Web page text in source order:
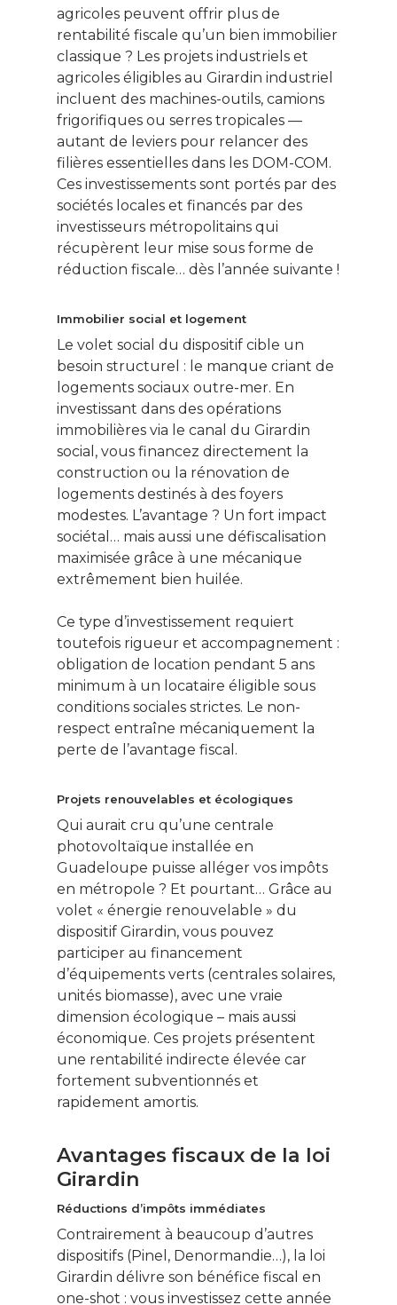
agricoles peuvent offrir plus de
rentabilité fiscale qu’un bien immobilier
classique ? Les projets industriels et
agricoles éligibles au Girardin industriel
incluent des machines-outils, camions
frigorifiques ou serres tropicales —
autant de leviers pour relancer des
filières essentielles dans les DOM-COM.
Ces investissements sont portés par des
sociétés locales et financés par des
investisseurs métropolitains qui
récupèrent leur mise sous forme de
réduction fiscale… dès l’année suivante !
Immobilier social et logement
Le volet social du dispositif cible un
besoin structurel : le manque criant de
logements sociaux outre-mer. En
investissant dans des opérations
immobilières via le canal du Girardin
social, vous financez directement la
construction ou la rénovation de
logements destinés à des foyers
modestes. L’avantage ? Un fort impact
sociétal… mais aussi une défiscalisation
maximisée grâce à une mécanique
extrêmement bien huilée.
Ce type d’investissement requiert
toutefois rigueur et accompagnement :
obligation de location pendant 5 ans
minimum à un locataire éligible sous
conditions sociales strictes. Le non-
respect entraîne mécaniquement la
perte de l’avantage fiscal.
Projets renouvelables et écologiques
Qui aurait cru qu’une centrale
photovoltaïque installée en
Guadeloupe puisse alléger vos impôts
en métropole ? Et pourtant… Grâce au
volet « énergie renouvelable » du
dispositif Girardin, vous pouvez
participer au financement
d’équipements verts (centrales solaires,
unités biomasse), avec une vraie
dimension écologique – mais aussi
économique. Ces projets présentent
une rentabilité indirecte élevée car
fortement subventionnés et
rapidement amortis.
Avantages fiscaux de la loi
Girardin
Réductions d’impôts immédiates
Contrairement à beaucoup d’autres
dispositifs (Pinel, Denormandie…), la loi
Girardin délivre son bénéfice fiscal en
one-shot : vous investissez cette année